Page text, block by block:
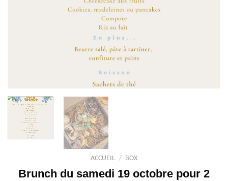
ACCUEIL / BOX
Brunch du samedi 19 octobre pour 2